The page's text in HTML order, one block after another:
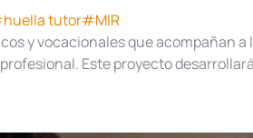
tutor#MIR
y vocacionales que acompañan a
Este proyecto